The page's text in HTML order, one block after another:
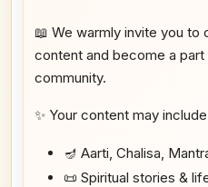
📖 We warmly invite you to
content and become a
community.
✨ Your content may
🪔 Aarti, Chalisa,
📜 Spiritual stories &